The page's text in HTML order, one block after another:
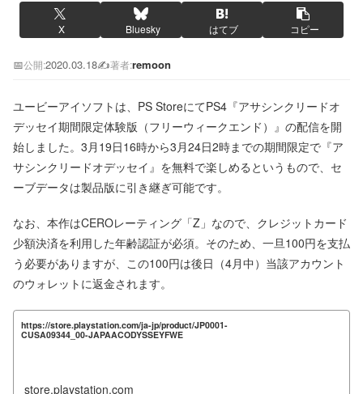
X Bluesky はてブ コピー
📅公開:2020.03.18✍️著者:remoon
ユービーアイソフトは、PS StoreにてPS4『アサシンクリードオ
デッセイ期間限定体験版（フリーウィークエンド）』の配信を開
始しました。3月19日16時から3月24日2時までの期間限定で『ア
サシンクリードオデッセイ』を無料で楽しめるというもので、セ
ーブデータは製品版に引き継ぎ可能です。
なお、本作はCEROレーティング「Z」なので、クレジットカード
少額決済を利用した年齢認証が必須。そのため、一旦100円を支払
う必要がありますが、この100円は後日（4月中）当該アカウント
のウォレットに返金されます。
https://store.playstation.com/ja-jp/product/JP0001-
CUSA09344_00-JAPAACODYSSEYFWE
store.playstation.com